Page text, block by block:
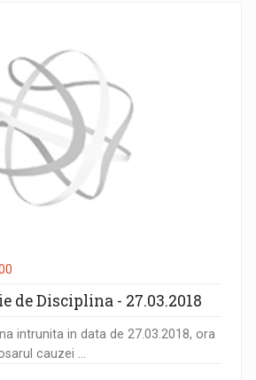
de Disciplina - 27.03.2018
intrunita in data de 27.03.2018, ora
cauzei ...